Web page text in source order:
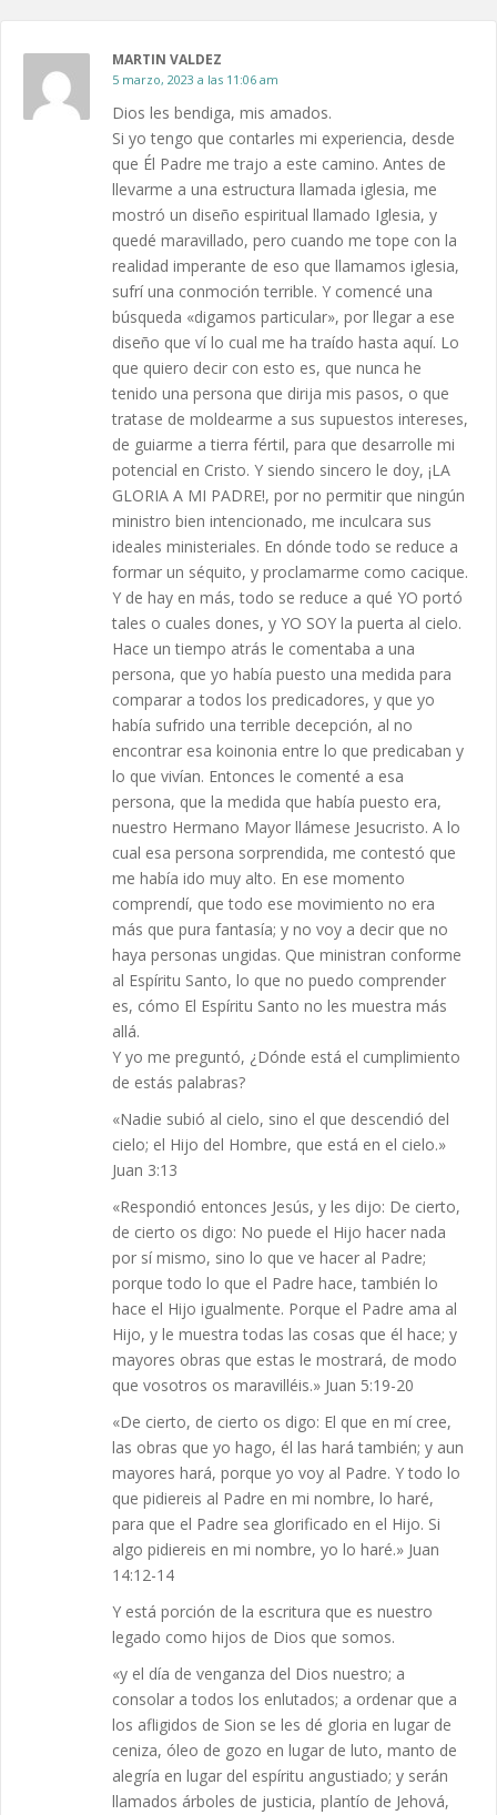
MARTIN VALDEZ
5 marzo, 2023 a las 11:06 am
Dios les bendiga, mis amados.
Si yo tengo que contarles mi experiencia, desde
que Él Padre me trajo a este camino. Antes de
llevarme a una estructura llamada iglesia, me
mostró un diseño espiritual llamado Iglesia, y
quedé maravillado, pero cuando me tope con la
realidad imperante de eso que llamamos iglesia,
sufrí una conmoción terrible. Y comencé una
búsqueda «digamos particular», por llegar a ese
diseño que ví lo cual me ha traído hasta aquí. Lo
que quiero decir con esto es, que nunca he
tenido una persona que dirija mis pasos, o que
tratase de moldearme a sus supuestos intereses,
de guiarme a tierra fértil, para que desarrolle mi
potencial en Cristo. Y siendo sincero le doy, ¡LA
GLORIA A MI PADRE!, por no permitir que ningún
ministro bien intencionado, me inculcara sus
ideales ministeriales. En dónde todo se reduce a
formar un séquito, y proclamarme como cacique.
Y de hay en más, todo se reduce a qué YO portó
tales o cuales dones, y YO SOY la puerta al cielo.
Hace un tiempo atrás le comentaba a una
persona, que yo había puesto una medida para
comparar a todos los predicadores, y que yo
había sufrido una terrible decepción, al no
encontrar esa koinonia entre lo que predicaban y
lo que vivían. Entonces le comenté a esa
persona, que la medida que había puesto era,
nuestro Hermano Mayor llámese Jesucristo. A lo
cual esa persona sorprendida, me contestó que
me había ido muy alto. En ese momento
comprendí, que todo ese movimiento no era
más que pura fantasía; y no voy a decir que no
haya personas ungidas. Que ministran conforme
al Espíritu Santo, lo que no puedo comprender
es, cómo El Espíritu Santo no les muestra más
allá.
Y yo me preguntó, ¿Dónde está el cumplimiento
de estás palabras?
«Nadie subió al cielo, sino el que descendió del
cielo; el Hijo del Hombre, que está en el cielo.»
Juan 3:13
«Respondió entonces Jesús, y les dijo: De cierto,
de cierto os digo: No puede el Hijo hacer nada
por sí mismo, sino lo que ve hacer al Padre;
porque todo lo que el Padre hace, también lo
hace el Hijo igualmente. Porque el Padre ama al
Hijo, y le muestra todas las cosas que él hace; y
mayores obras que estas le mostrará, de modo
que vosotros os maravilléis.» Juan 5:19-20
«De cierto, de cierto os digo: El que en mí cree,
las obras que yo hago, él las hará también; y aun
mayores hará, porque yo voy al Padre. Y todo lo
que pidiereis al Padre en mi nombre, lo haré,
para que el Padre sea glorificado en el Hijo. Si
algo pidiereis en mi nombre, yo lo haré.» Juan
14:12-14
Y está porción de la escritura que es nuestro
legado como hijos de Dios que somos.
«y el día de venganza del Dios nuestro; a
consolar a todos los enlutados; a ordenar que a
los afligidos de Sion se les dé gloria en lugar de
ceniza, óleo de gozo en lugar de luto, manto de
alegría en lugar del espíritu angustiado; y serán
llamados árboles de justicia, plantío de Jehová,